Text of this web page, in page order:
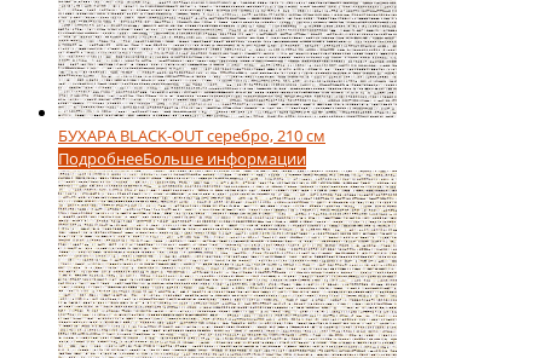
БУХАРА BLACK-OUT серебро, 210 см
ПодробнееБольше информации